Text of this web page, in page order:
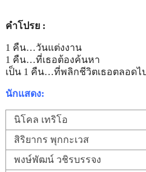
คำโปรย :
1 คืน…วันแต่งงาน
1 คืน…ที่เธอต้องค้นหา
เป็น 1 คืน…ที่พลิกชีวิตเธอตลอดไ
นักแสดง:
นิโคล เทริโอ
สิริยากร พุกกะเวส
พงษ์พัฒน์ วชิรบรรจง